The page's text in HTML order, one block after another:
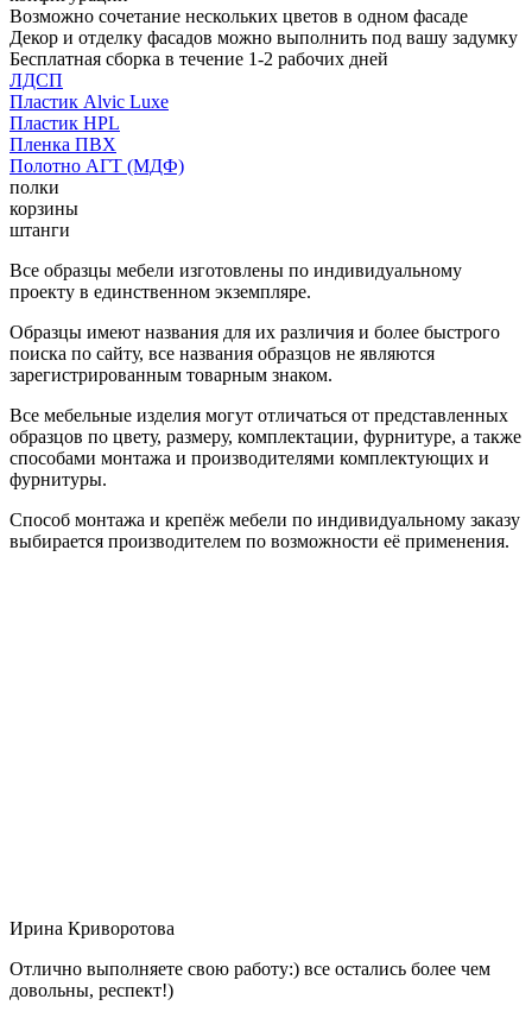
Возможно сочетание нескольких цветов в одном фасаде
Декор и отделку фасадов можно выполнить под вашу задумку
Бесплатная сборка в течение 1-2 рабочих дней
ЛДСП
Пластик Alvic Luxe
Пластик HPL
Пленка ПВХ
Полотно АГТ (МДФ)
полки
корзины
штанги
Все образцы мебели изготовлены по индивидуальному
проекту в единственном экземпляре.
Образцы имеют названия для их различия и более быстрого
поиска по сайту, все названия образцов не являются
зарегистрированным товарным знаком.
Все мебельные изделия могут отличаться от представленных
образцов по цвету, размеру, комплектации, фурнитуре, а также
способами монтажа и производителями комплектующих и
фурнитуры.
Способ монтажа и крепёж мебели по индивидуальному заказу
выбирается производителем по возможности её применения.
Ирина Криворотова
Отлично выполняете свою работу:) все остались более чем
довольны, респект!)